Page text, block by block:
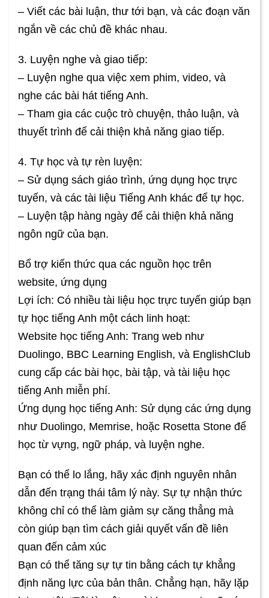
– Viết các bài luận, thư tới bạn, và các đoạn văn
ngắn về các chủ đề khác nhau.
3. Luyện nghe và giao tiếp:
– Luyện nghe qua việc xem phim, video, và
nghe các bài hát tiếng Anh.
– Tham gia các cuộc trò chuyện, thảo luận, và
thuyết trình để cải thiện khả năng giao tiếp.
4. Tự học và tự rèn luyện:
– Sử dụng sách giáo trình, ứng dụng học trực
tuyến, và các tài liệu Tiếng Anh khác để tự học.
– Luyện tập hàng ngày để cải thiện khả năng
ngôn ngữ của bạn.
Bổ trợ kiến thức qua các nguồn học trên
website, ứng dụng
Lợi ích: Có nhiều tài liệu học trực tuyến giúp bạn
tự học tiếng Anh một cách linh hoạt:
Website học tiếng Anh: Trang web như
Duolingo, BBC Learning English, và EnglishClub
cung cấp các bài học, bài tập, và tài liệu học
tiếng Anh miễn phí.
Ứng dụng học tiếng Anh: Sử dụng các ứng dụng
như Duolingo, Memrise, hoặc Rosetta Stone để
học từ vựng, ngữ pháp, và luyện nghe.
Bạn có thể lo lắng, hãy xác định nguyên nhân
dẫn đến trạng thái tâm lý này. Sự tự nhận thức
không chỉ có thể làm giảm sự căng thẳng mà
còn giúp bạn tìm cách giải quyết vấn đề liên
quan đến cảm xúc
Bạn có thể tăng sự tự tin bằng cách tự khẳng
định năng lực của bản thân. Chẳng hạn, hãy lặp